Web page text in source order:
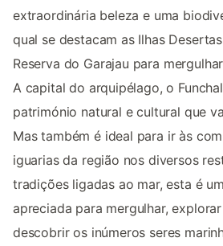
extraordinária beleza e uma
qual se destacam as Ilhas
Reserva do Garajau para
A capital do arquipélago, o
património natural e cultural que
Mas também é ideal para ir às
iguarias da região nos diversos
tradições ligadas ao mar, esta é
apreciada para mergulhar,
descobrir os inúmeros seres